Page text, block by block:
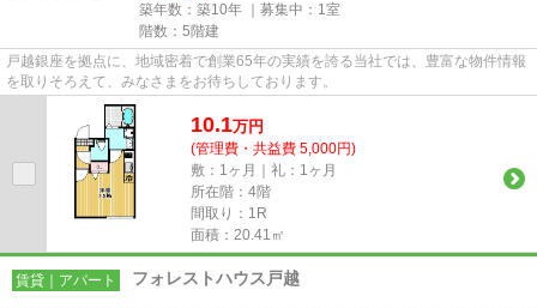
築年数：築10年 ｜募集中： 1室
階数：5階建
戸越銀座を拠点に、地域密着で創業65年の実績を誇る当社では、豊富な物件情報
を取りそろえて、みなさまをお待ちしております。
10.1万円
(管理費・共益費 5,000円)
敷：1ヶ月｜礼：1ヶ月
所在階：4階
間取り：1R
面積：20.41㎡
賃貸｜アパート フォレストハウス戸越